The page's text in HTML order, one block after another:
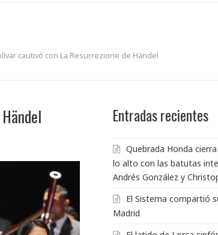
cautivó con La Resurrezione de Händel
Entradas recientes
Quebrada Honda
lo alto con las batutas
Andrés González y
El Sistema compartió
Madrid